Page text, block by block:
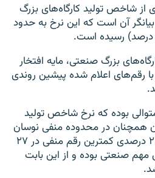
از شاخص تولید کارگاه‌های بزرگ
صنعتی در زمستان سال ۹۲ بیانگر آن است که این نرخ به حدود
بزرگ صنعتی، مایه افتخار
رقم‌های اعلام شده پیشین روندی
بوده که نرخ شاخص تولید
همچنان در محدوده منفی نوسان
کرده است، اما نرخ منفی ۲.۵ درصدی کمترین رقم منفی در ۲۷
صنعتی بوده و از این بابت